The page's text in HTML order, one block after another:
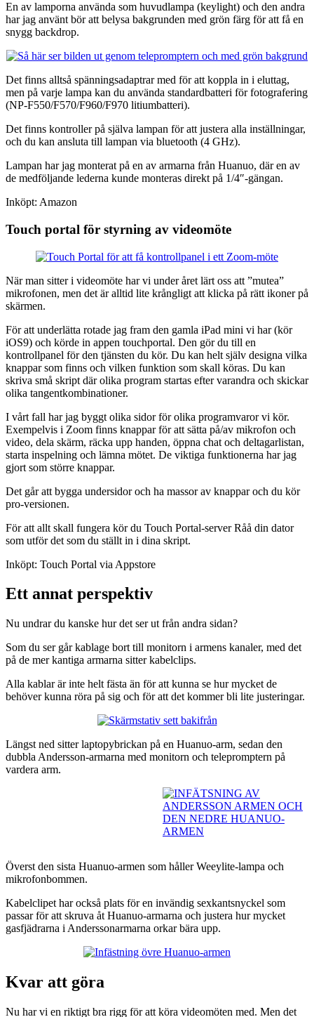
En av lamporna använda som huvudlampa (keylight) och den andra
har jag använt bör att belysa bakgrunden med grön färg för att få en
snygg backdrop.
Det finns alltså spänningsadaptrar med för att koppla in i eluttag,
men på varje lampa kan du använda standardbatteri för fotografering
(NP-F550/F570/F960/F970 litiumbatteri).
Det finns kontroller på själva lampan för att justera alla inställningar,
och du kan ansluta till lampan via bluetooth (4 GHz).
Lampan har jag monterat på en av armarna från Huanuo, där en av
de medföljande lederna kunde monteras direkt på 1/4″-gängan.
Inköpt: Amazon
Touch portal för styrning av videomöte
När man sitter i videomöte har vi under året lärt oss att ”mutea”
mikrofonen, men det är alltid lite krångligt att klicka på rätt ikoner på
skärmen.
För att underlätta rotade jag fram den gamla iPad mini vi har (kör
iOS9) och körde in appen touchportal. Den gör du till en
kontrollpanel för den tjänsten du kör. Du kan helt själv designa vilka
knappar som finns och vilken funktion som skall köras. Du kan
skriva små skript där olika program startas efter varandra och skickar
olika tangentkombinationer.
I vårt fall har jag byggt olika sidor för olika programvaror vi kör.
Exempelvis i Zoom finns knappar för att sätta på/av mikrofon och
video, dela skärm, räcka upp handen, öppna chat och deltagarlistan,
starta inspelning och lämna mötet. De viktiga funktionerna har jag
gjort som större knappar.
Det går att bygga undersidor och ha massor av knappar och du kör
pro-versionen.
För att allt skall fungera kör du Touch Portal-server Råå din dator
som utför det som du ställt in i dina skript.
Inköpt: Touch Portal via Appstore
Ett annat perspektiv
Nu undrar du kanske hur det ser ut från andra sidan?
Som du ser går kablage bort till monitorn i armens kanaler, med det
på de mer kantiga armarna sitter kabelclips.
Alla kablar är inte helt fästa än för att kunna se hur mycket de
behöver kunna röra på sig och för att det kommer bli lite justeringar.
Längst ned sitter laptopybrickan på en Huanuo-arm, sedan den
dubbla Andersson-armarna med monitorn och telepromptern på
vardera arm.
Överst den sista Huanuo-armen som håller Weeylite-lampa och
mikrofonbommen.
Kabelclipet har också plats för en invändig sexkantsnyckel som
passar för att skruva åt Huanuo-armarna och justera hur mycket
gasfjädrarna i Anderssonarmarna orkar bära upp.
Kvar att göra
Nu har vi en riktigt bra rigg för att köra videomöten med. Men det